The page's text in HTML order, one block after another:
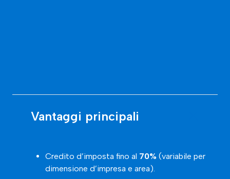
Vantaggi principali
Credito d’imposta fino al 70% (variabile per
dimensione d’impresa e area).